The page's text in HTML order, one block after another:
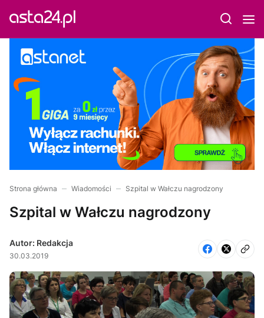
Strona główna Wiadomości Szpital w Wałczu nagrodzony
Szpital w Wałczu nagrodzony
Autor: Redakcja
30.03.2019